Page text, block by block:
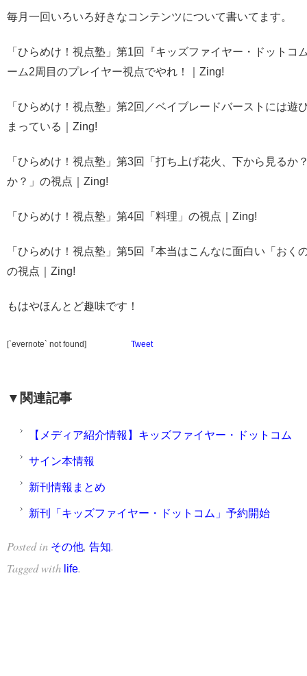
毎月一回いろいろ好きなコンテンツについて書いてます。
「ひらめけ！視点塾」第1回『キッズファイヤー・ドットコ
ーム2周目のプレイヤー視点でやれ！｜Zing!
「ひらめけ！視点塾」第2回／ベイブレードバーストには遊
まっている｜Zing!
「ひらめけ！視点塾」第3回「打ち上げ花火、下から見るか
か？」の視点｜Zing!
「ひらめけ！視点塾」第4回「料理」の視点｜Zing!
「ひらめけ！視点塾」第5回『本当はこんなに面白い「おく
の視点｜Zing!
もはやほんとど趣味です！
[`evernote` not found] Tweet
▼関連記事
【メディア紹介情報】キッズファイヤー・ドットコム
サイン本情報
新刊情報まとめ
新刊「キッズファイヤー・ドットコム」予約開始
Posted in その他, 告知.
Tagged with life.